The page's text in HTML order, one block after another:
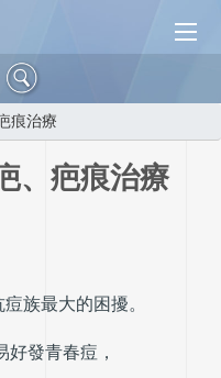
痕治療
、疤痕治療
族最大的困擾。
發青春痘，